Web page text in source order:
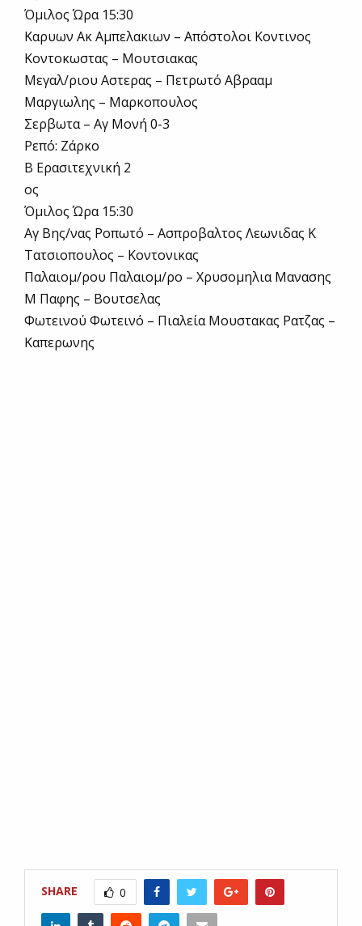
Όμιλος Ώρα 15:30
Καρυων Ακ Αμπελακιων – Απόστολοι Κοντινος
Κοντοκωστας – Μουτσιακας
Μεγαλ/ριου Αστερας – Πετρωτό Αβρααμ
Μαργιωλης – Μαρκοπουλος
Σερβωτα – Αγ Μονή 0-3
Ρεπό: Ζάρκο
Β Ερασιτεχνική 2
ος
Όμιλος Ώρα 15:30
Αγ Βης/νας Ροπωτό – Ασπροβαλτος Λεωνιδας Κ
Τατσιοπουλος – Κοντονικας
Παλαιομ/ρου Παλαιομ/ρο – Χρυσομηλια Μανασης
Μ Παφης – Βουτσελας
Φωτεινού Φωτεινό – Πιαλεία Μουστακας Ρατζας –
Καπερωνης
SHARE 0